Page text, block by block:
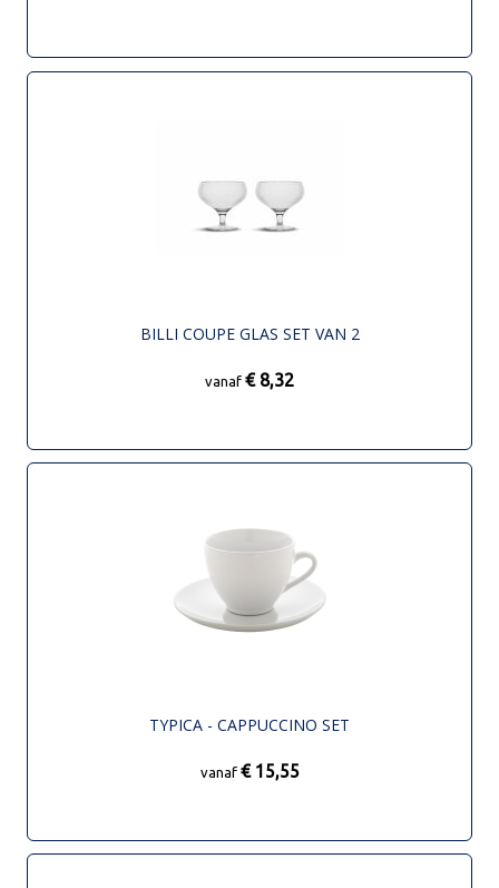
BILLI COUPE GLAS SET VAN 2
vanaf € 8,32
TYPICA - CAPPUCCINO SET
vanaf € 15,55